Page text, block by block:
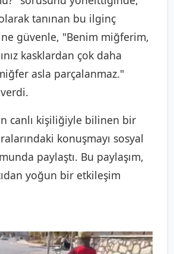
tanınan bu ilginç
güvenle, "Benim miğferim,
kasklardan çok daha
asla parçalanmaz."
canlı kişiliğiyle bilinen bir
konuşmayı sosyal
paylaştı. Bu paylaşım,
yoğun bir etkileşim